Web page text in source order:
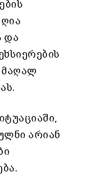
და
მაღალ
არიან